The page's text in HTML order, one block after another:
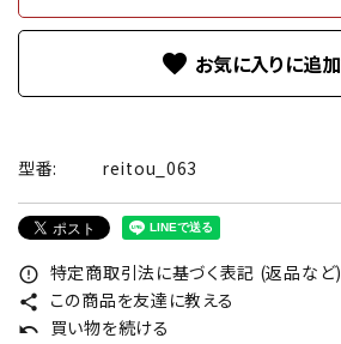
favorite
型番: reitou_063
error_outline 特定商取引法に基づく表記 (返品など)
share この商品を友達に教える
undo 買い物を続ける